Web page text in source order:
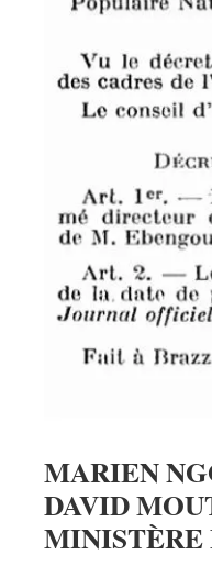
MARIEN
DAVID
MINISTÈRE